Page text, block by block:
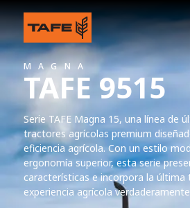
MAGNA
TAFE 9515
Serie TAFE Magna 15, una línea de
tractores agrícolas premium
eficiencia agrícola. Con un estilo
ergonomía superior, esta serie
características e incorpora la última
experiencia agrícola